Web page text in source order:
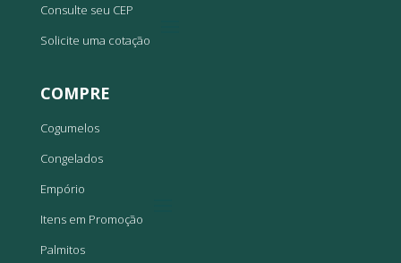
Consulte seu CEP
Solicite uma cotação
COMPRE
Cogumelos
Congelados
Empório
Itens em Promoção
Palmitos